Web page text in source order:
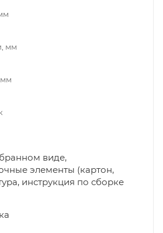
мм
мм
виде,
элементы (картон,
инструкция по сборке